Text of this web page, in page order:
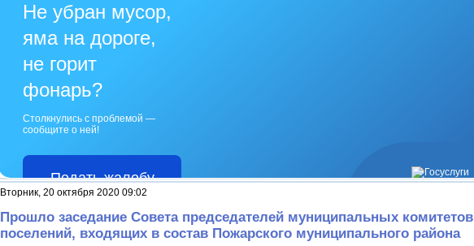
Не убран мусор,
яма на дороге,
не горит
фонарь?
Столкнулись с проблемой —
сообщите о ней!
Подать жалобу
Вторник, 20 октября 2020 09:02
Прошло заседание Совета председателей муниципальных комитетов
поселений, входящих в состав Пожарского муниципального района